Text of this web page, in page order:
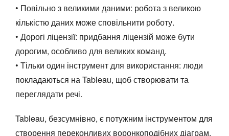
• Повільно з великими даними: робота з великою
кількістю даних може сповільнити роботу.
• Дорогі ліцензії: придбання ліцензій може бути
дорогим, особливо для великих команд.
• Тільки один інструмент для використання: люди
покладаються на Tableau, щоб створювати та
переглядати речі.
Tableau, безсумнівно, є потужним інструментом для
створення переконливих воронкоподібних діаграм.